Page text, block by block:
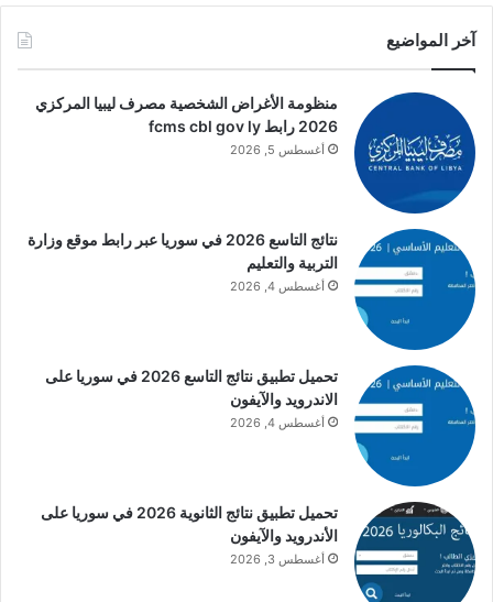
آخر المواضيع
منظومة الأغراض الشخصية مصرف ليبيا المركزي
2026 رابط fcms cbl gov ly
أغسطس 5, 2026
نتائج التاسع 2026 في سوريا عبر رابط موقع وزارة
التربية والتعليم
أغسطس 4, 2026
تحميل تطبيق نتائج التاسع 2026 في سوريا على
الاندرويد والآيفون
أغسطس 4, 2026
تحميل تطبيق نتائج الثانوية 2026 في سوريا على
الأندرويد والآيفون
أغسطس 3, 2026